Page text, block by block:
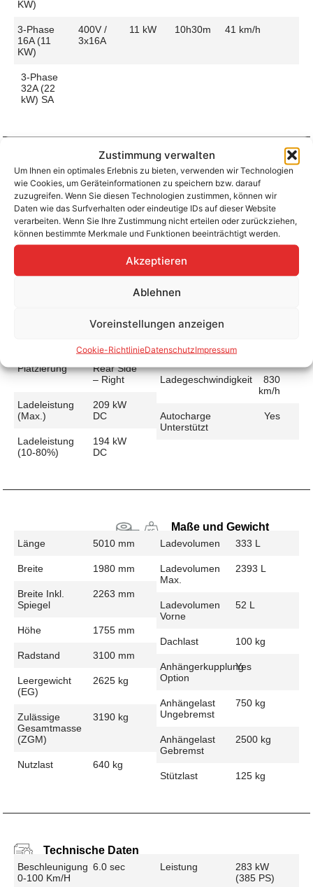
Zustimmung verwalten
Um Ihnen ein optimales Erlebnis zu bieten, verwenden wir Technologien
wie Cookies, um Geräteinformationen zu speichern bzw. darauf
zuzugreifen. Wenn Sie diesen Technologien zustimmen, können wir
Daten wie das Surfverhalten oder eindeutige IDs auf dieser Website
verarbeiten. Wenn Sie Ihre Zustimmung nicht erteilen oder zurückziehen,
können bestimmte Merkmale und Funktionen beeinträchtigt werden.
Akzeptieren
Ablehnen
Voreinstellungen anzeigen
Cookie-RichtlinieDatenschutzImpressum
KW)
3-Phase
16A (11
KW)
400V /
3x16A
11 kW 10h30m 41 km/h
3-Phase
32A (22
kW) SA
Aufladen zu Hause / am Fahrtziel
Ladeanschluss Type 2
Platzierung
Rear Side
– Right
Ladezeit (0-
>490 Km)
10h30m
Ladegeschwindigkeit42 km/h
Schnellladen
Platzierung
Rear Side
– Right
Ladeleistung
(max.)
209 kW
DC
Ladeleistung
(10-80%)
194 kW
DC
>392 Km)
Ladegeschwindigkeit
830
km/h
Autocharge
Unterstützt
Yes
Maße und Gewicht
Länge 5010 mm
Breite 1980 mm
Breite Inkl.
Spiegel
2263 mm
Höhe 1755 mm
Radstand 3100 mm
Leergewicht
(EG)
2625 kg
Zulässige
Gesamtmasse
(zGM)
3190 kg
Nutzlast 640 kg
Ladevolumen 333 L
Ladevolumen
Max.
2393 L
Ladevolumen
Vorne
52 L
Dachlast 100 kg
Anhängerkupplung
Option
Yes
Anhängelast
Ungebremst
750 kg
Anhängelast
Gebremst
2500 kg
Stützlast 125 kg
Technische Daten
Beschleunigung
0-100 Km/h
6.0 sec Leistung
283 kW
(385 PS)